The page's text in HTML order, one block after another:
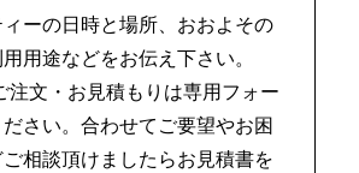
ィーの日時と場所、おおよその
用途などをお伝え下さい。
注文・お見積もりは専用フォー
さい。合わせてご要望やお困
ご相談頂けましたらお見積書を